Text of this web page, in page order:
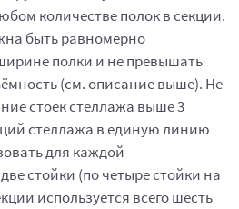
количестве полок в секции.
быть равномерно
полки и не превышать
(см. описание выше). Не
стоек стеллажа выше 3
стеллажа в единую линию
для каждой
стойки (по четыре стойки на
используется всего шесть